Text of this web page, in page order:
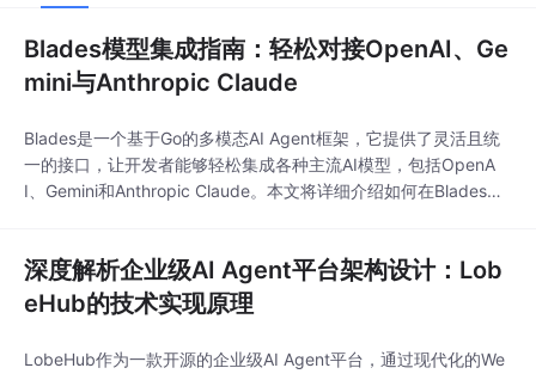
Blades模型集成指南：轻松对接OpenAI、Ge
mini与Anthropic Claude
Blades是一个基于Go的多模态AI Agent框架，它提供了灵活且统
一的接口，让开发者能够轻松集成各种主流AI模型，包括OpenA
I、Gemini和Anthropic Claude。本文将详细介绍如何在Blades框
成变得简单高效。其核心架构包含了模型提供
深度解析企业级AI Agent平台架构设计：Lob
eHub的技术实现原理
LobeHub作为一款开源的企业级AI Agent平台，通过现代化的We